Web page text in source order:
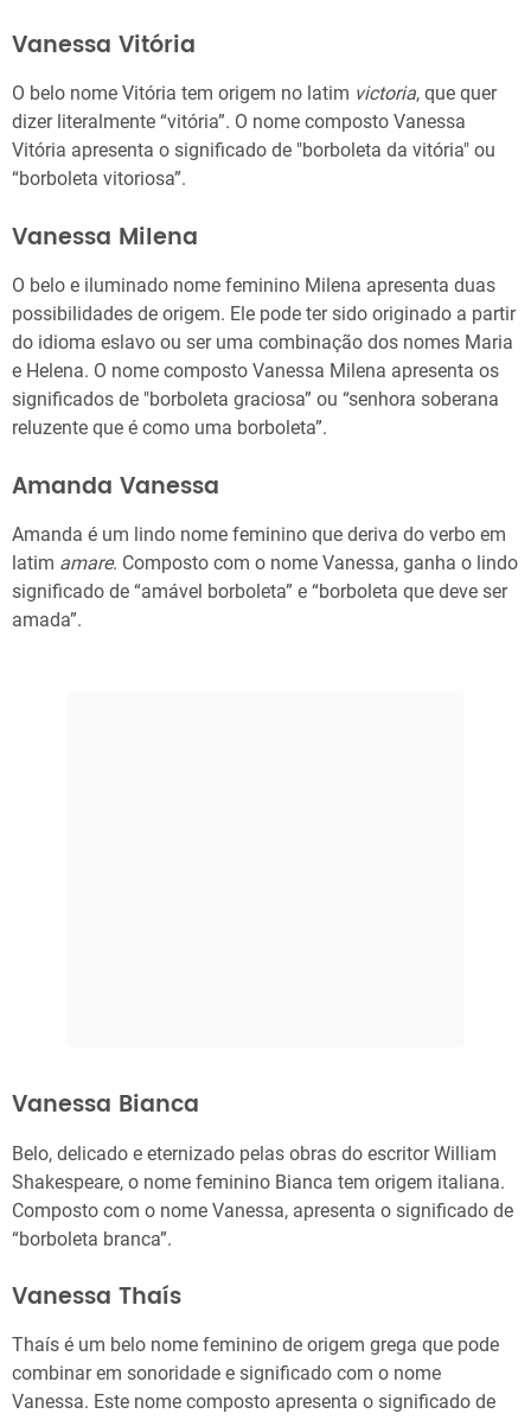
Vanessa Vitória
O belo nome Vitória tem origem no latim victoria, que quer
dizer literalmente “vitória”. O nome composto Vanessa
Vitória apresenta o significado de "borboleta da vitória" ou
“borboleta vitoriosa”.
Vanessa Milena
O belo e iluminado nome feminino Milena apresenta duas
possibilidades de origem. Ele pode ter sido originado a partir
do idioma eslavo ou ser uma combinação dos nomes Maria
e Helena. O nome composto Vanessa Milena apresenta os
significados de "borboleta graciosa” ou “senhora soberana
reluzente que é como uma borboleta”.
Amanda Vanessa
Amanda é um lindo nome feminino que deriva do verbo em
latim amare. Composto com o nome Vanessa, ganha o lindo
significado de “amável borboleta” e “borboleta que deve ser
amada”.
Vanessa Bianca
Belo, delicado e eternizado pelas obras do escritor William
Shakespeare, o nome feminino Bianca tem origem italiana.
Composto com o nome Vanessa, apresenta o significado de
“borboleta branca”.
Vanessa Thaís
Thaís é um belo nome feminino de origem grega que pode
combinar em sonoridade e significado com o nome
Vanessa. Este nome composto apresenta o significado de